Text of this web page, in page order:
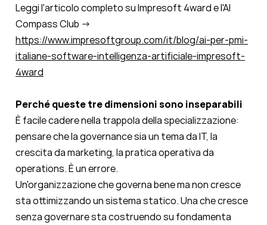
Leggi l'articolo completo su Impresoft 4ward e l'AI
Compass Club →
https://www.impresoftgroup.com/it/blog/ai-per-pmi-
italiane-software-intelligenza-artificiale-impresoft-
4ward
Perché queste tre dimensioni sono inseparabili
È facile cadere nella trappola della specializzazione:
pensare che la governance sia un tema da IT, la
crescita da marketing, la pratica operativa da
operations. È un errore.
Un'organizzazione che governa bene ma non cresce
sta ottimizzando un sistema statico. Una che cresce
senza governare sta costruendo su fondamenta